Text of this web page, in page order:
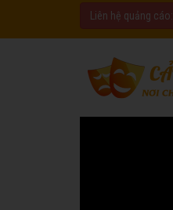
Liên hệ quảng cáo: